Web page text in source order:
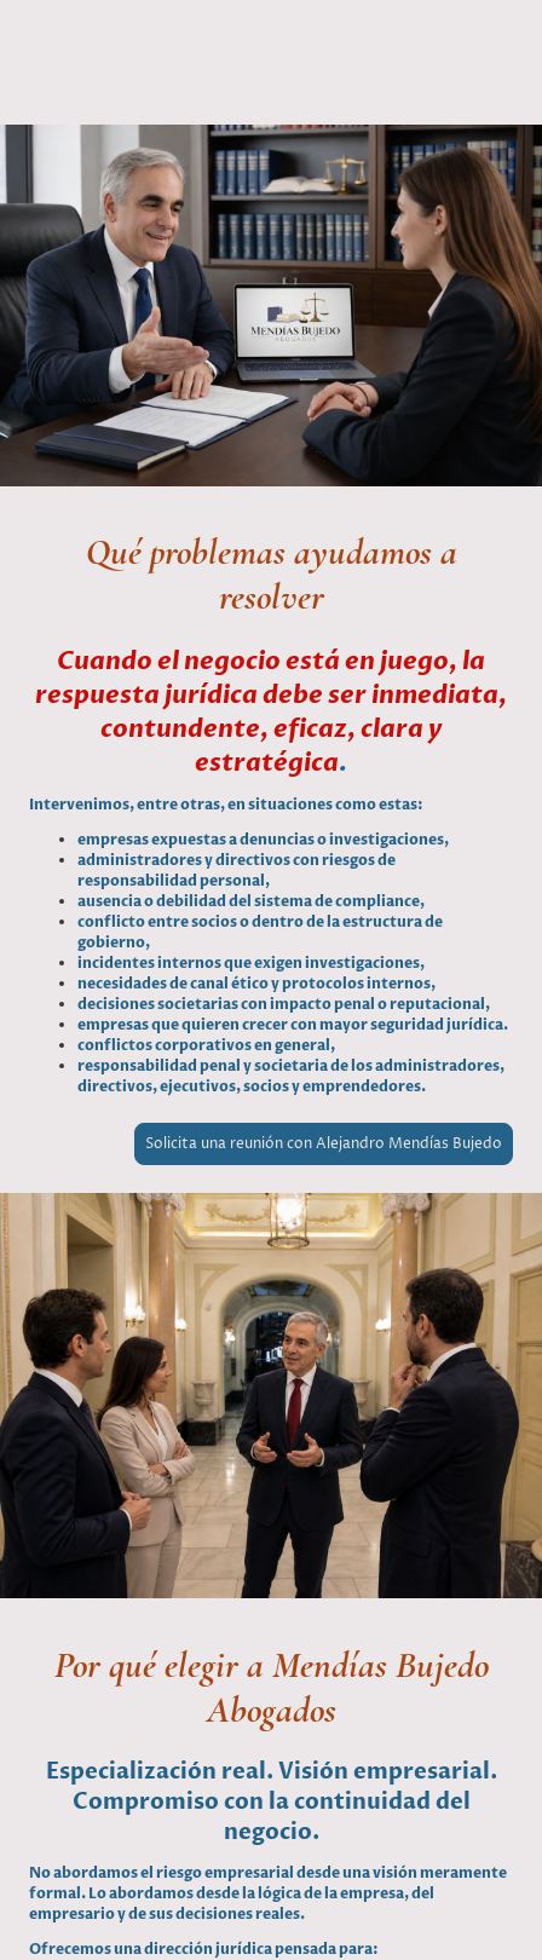
Qué problemas ayudamos a
resolver
Cuando el negocio está en juego, la
respuesta jurídica debe ser inmediata,
contundente, eficaz, clara y
estratégica.
Intervenimos, entre otras, en situaciones como estas:
empresas expuestas a denuncias o investigaciones,
administradores y directivos con riesgos de
responsabilidad personal,
ausencia o debilidad del sistema de compliance,
conflicto entre socios o dentro de la estructura de
gobierno,
incidentes internos que exigen investigaciones,
necesidades de canal ético y protocolos internos,
decisiones societarias con impacto penal o reputacional,
empresas que quieren crecer con mayor seguridad jurídica.
conflictos corporativos en general,
responsabilidad penal y societaria de los administradores,
directivos, ejecutivos, socios y emprendedores.
Solicita una reunión con Alejandro Mendías Bujedo
Por qué elegir a Mendías Bujedo
Abogados
Especialización real. Visión empresarial.
Compromiso con la continuidad del
negocio.
No abordamos el riesgo empresarial desde una visión meramente
formal. Lo abordamos desde la lógica de la empresa, del
empresario y de sus decisiones reales.
Ofrecemos una dirección jurídica pensada para: